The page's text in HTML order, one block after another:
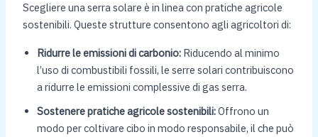
Scegliere una serra solare è in linea con pratiche agricole
sostenibili. Queste strutture consentono agli agricoltori di:
Ridurre le emissioni di carbonio:Riducendo al minimo
l’uso di combustibili fossili, le serre solari contribuiscono
a ridurre le emissioni complessive di gas serra.
Sostenere pratiche agricole sostenibili:Offrono un
modo per coltivare cibo in modo responsabile, il che può